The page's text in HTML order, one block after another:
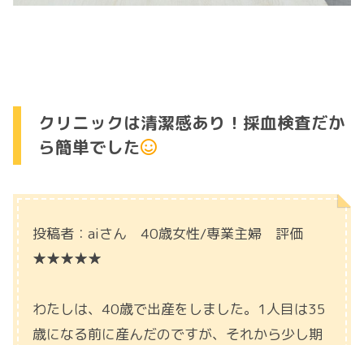
クリニックは清潔感あり！採血検査だか
ら簡単でした
投稿者：aiさん 40歳女性/専業主婦 評価
★★★★★
わたしは、40歳で出産をしました。1人目は35
歳になる前に産んだのですが、それから少し期